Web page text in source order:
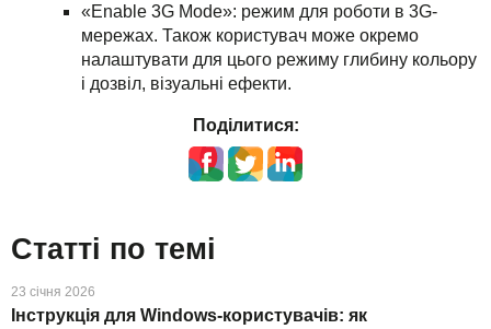
«Enable 3G Mode»: режим для роботи в 3G-
мережах. Також користувач може окремо
налаштувати для цього режиму глибину кольору
і дозвіл, візуальні ефекти.
Поділитися:
Статті по темі
23 січня 2026
Інструкція для Windows-користувачів: як